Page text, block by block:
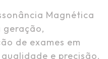
Magnética
geração,
de exames em
e precisão.